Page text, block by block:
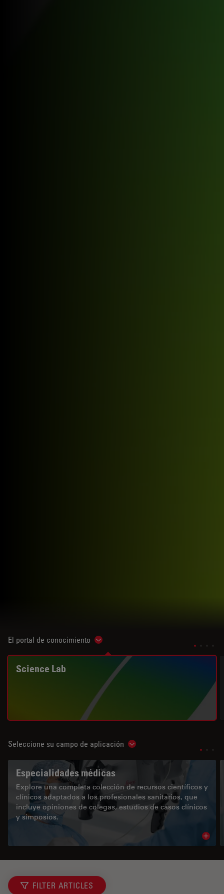
El portal de conocimiento Show subnavigation
Science Lab
Seleccione su campo de aplicación Show subnavigation
Especialidades médicas
Explore una completa colección de recursos científicos y
clínicos adaptados a los profesionales sanitarios, que
incluye opiniones de colegas, estudios de casos clínicos
y simposios.
FILTER ARTICLES